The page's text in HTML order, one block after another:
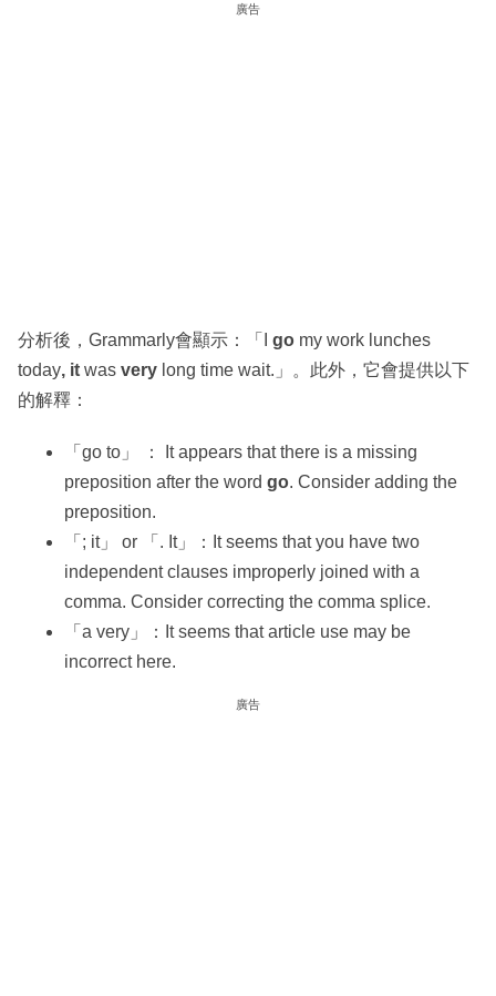
廣告
分析後，Grammarly會顯示：「I go my work lunches
today, it was very long time wait.」。此外，它會提供以下
的解釋：
「go to」 ： It appears that there is a missing
preposition after the word go. Consider adding the
preposition.
「; it」 or 「. It」：It seems that you have two
independent clauses improperly joined with a
comma. Consider correcting the comma splice.
「a very」：It seems that article use may be
incorrect here.
廣告